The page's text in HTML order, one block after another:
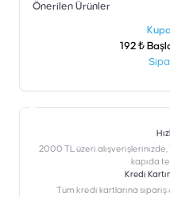
Önerilen Ürünler
192 ₺
2000 TL üzeri alışverişlerinizde,
kapıda
Kredi
‎Tüm kredi kartlarına sipariş